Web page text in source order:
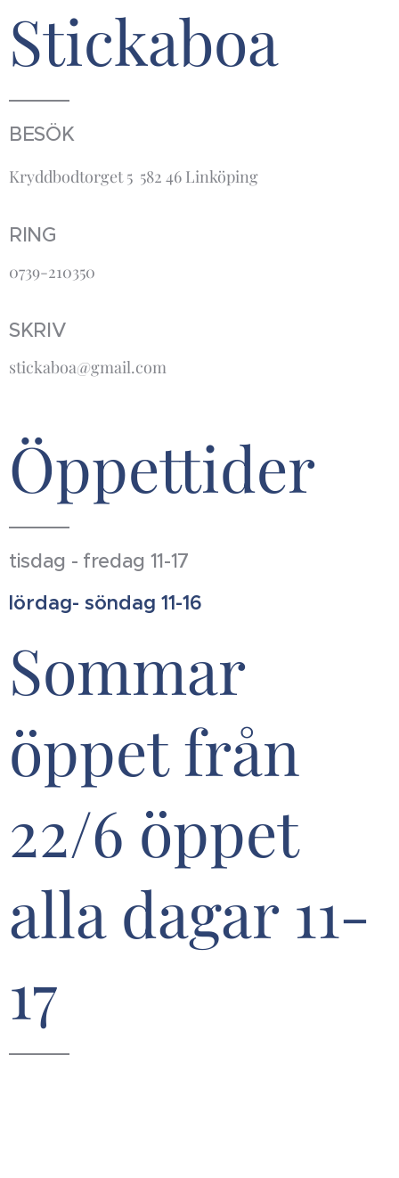
Stickaboa
BESÖK
Kryddbodtorget 5 582 46 Linköping
RING
0739-210350
SKRIV
stickaboa@gmail.com
Öppettider
tisdag - fredag 11-17
lördag- söndag 11-16
Sommar
öppet från
22/6 öppet
alla dagar 11-
17